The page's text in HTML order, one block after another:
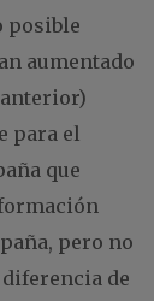
posible
aumentado
para el
que
pero no
de